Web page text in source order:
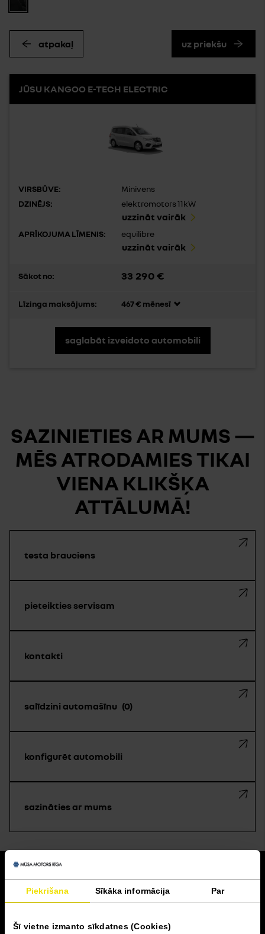
Piekrišana Sīkāka informācija Par
Šī vietne izmanto sīkdatnes (Cookies)
atpakaļ uz priekšu
JŪSU KANGOO E-TECH ELECTRIC
VIRSBŪVE:
Minivens
DZINĒJS:
elektromotors 11kW
uzzināt vairāk
APRĪKOJUMA LĪMENIS: equilibre
uzzināt vairāk
Sākot no: 33 290 €
Līzinga maksājums: 467 € mēnesī
saglabāt izveidoto automobili
SAZINIETIES AR MUMS —
MĒS ATRODAMIES TIKAI
VIENA KLIKŠĶA
ATTĀLUMĀ!
testa brauciens
pieteikties servisam
kontakti
salīdzini automašīnu 0
konfigurēt automobili
sazināties ar mums